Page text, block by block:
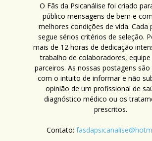
O Fãs da Psicanálise foi criado
público mensagens de bem e
melhores condições de vida. Cada
segue sérios critérios de seleção.
mais de 12 horas de dedicação
trabalho de colaboradores, equipe
parceiros. As nossas postagens são
com o intuito de informar e não
opinião de um profissional de
diagnóstico médico ou os
prescritos.
Contato: